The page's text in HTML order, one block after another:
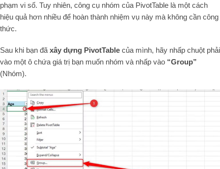
phạm vi số. Tuy nhiên, công cụ nhóm của PivotTable là một cách
hiệu quả hơn nhiều để hoàn thành nhiệm vụ này mà không cần công
thức.
Sau khi bạn đã xây dựng PivotTable của mình, hãy nhấp chuột phải
vào một ô chứa giá trị bạn muốn nhóm và nhấp vào “Group”
(Nhóm).